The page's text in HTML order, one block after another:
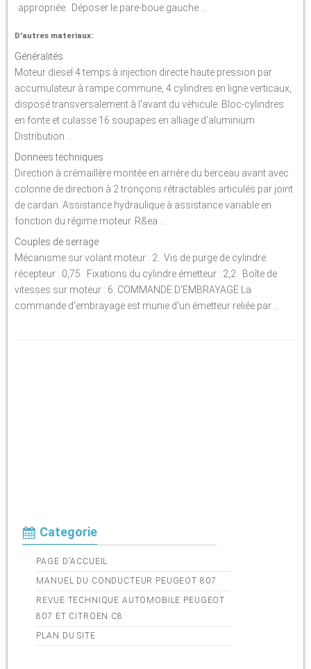
appropriée. Déposer le pare-boue gauche ...
D'autres materiaux:
Généralités
Moteur diesel 4 temps à injection directe haute pression par
accumulateur à rampe commune, 4 cylindres en ligne verticaux,
disposé transversalement à l'avant du véhicule. Bloc-cylindres
en fonte et culasse 16 soupapes en alliage d'aluminium.
Distribution ...
Donnees techniques
Direction à crémaillère montée en arrière du berceau avant avec
colonne de direction à 2 tronçons rétractables articulés par joint
de cardan. Assistance hydraulique à assistance variable en
fonction du régime moteur. R&ea ...
Couples de serrage
Mécanisme sur volant moteur : 2. Vis de purge de cylindre
récepteur : 0,75. Fixations du cylindre émetteur : 2,2. Boîte de
vitesses sur moteur : 6. COMMANDE D'EMBRAYAGE La
commande d'embrayage est munie d'un émetteur reliée par ...
Categorie
PAGE D'ACCUEIL
MANUEL DU CONDUCTEUR PEUGEOT 807
REVUE TECHNIQUE AUTOMOBILE PEUGEOT
807 ET CITROEN C8
PLAN DU SITE